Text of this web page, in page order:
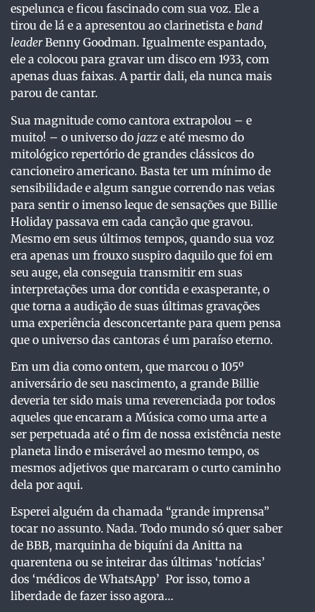
espelunca e ficou fascinado com sua voz. Ele a
tirou de lá e a apresentou ao clarinetista e band
leaderBenny Goodman. Igualmente espantado,
ele a colocou para gravar um disco em 1933, com
apenas duas faixas. A partir dali, ela nunca mais
parou de cantar.
Sua magnitude como cantora extrapolou – e
muito! – o universo do jazz e até mesmo do
mitológico repertório de grandes clássicos do
cancioneiro americano. Basta ter um mínimo de
sensibilidade e algum sangue correndo nas veias
para sentir o imenso leque de sensações que Billie
Holiday passava em cada canção que gravou.
Mesmo em seus últimos tempos, quando sua voz
era apenas um frouxo suspiro daquilo que foi em
seu auge, ela conseguia transmitir em suas
interpretações uma dor contida e exasperante, o
que torna a audição de suas últimas gravações
uma experiência desconcertante para quem pensa
que o universo das cantoras é um paraíso eterno.
Em um dia como ontem, que marcou o 105º
aniversário de seu nascimento, a grande Billie
deveria ter sido mais uma reverenciada por todos
aqueles que encaram a Música como uma arte a
ser perpetuada até o fim de nossa existência neste
planeta lindo e miserável ao mesmo tempo, os
mesmos adjetivos que marcaram o curto caminho
dela por aqui.
Esperei alguém da chamada “grande imprensa”
tocar no assunto. Nada. Todo mundo só quer saber
de BBB, marquinha de biquíni da Anitta na
quarentena ou se inteirar das últimas ‘notícias’
dos ‘médicos de WhatsApp’ Por isso, tomo a
liberdade de fazer isso agora…